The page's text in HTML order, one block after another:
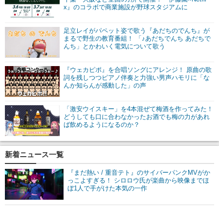
x』のコラボで商業施設が野球スタジアムに
足立レイがパペット姿で歌う『あだちのでんち』が
まるで野生の教育番組！ 「♪あだちでんち あだちで
んち」とかわいく電気について歌う
『ウェカピポ』を合唱ソングにアレンジ！ 原曲の歌
詞を残しつつピアノ伴奏と力強い男声ハモリに「な
んか知らんが感動した」の声
「激安ウイスキー」を4本混ぜて梅酒を作ってみた！
どうしても口に合わなかったお酒でも梅の力があれ
ば飲めるようになるのか？
新着ニュース一覧
『まだ熱い / 重音テト』のサイバーパンクMVがか
っこよすぎる！ シロロウ氏が楽曲から映像までほ
ぼ1人で手がけた本気の一作